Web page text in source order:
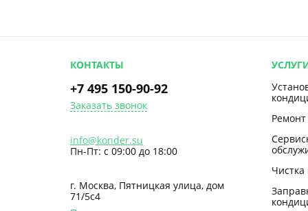
КОНТАКТЫ
+7 495 150-90-92
Заказать звонок
info@konder.su
Пн-Пт: с 09:00 до 18:00
г. Москва, Пятницкая улица, дом
71/5с4